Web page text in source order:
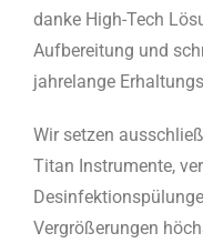
danke High-Tech
Aufbereitung und
jahrelange
Wir setzen
Titan Instrumente,
Vergrößerungen